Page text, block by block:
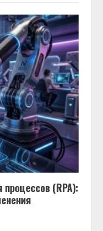
(RPA):